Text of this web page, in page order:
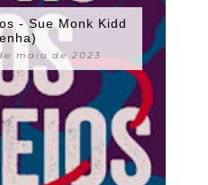
- Sue Monk Kidd
maio de 2023